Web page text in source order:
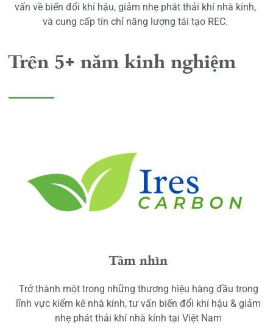
vấn về biến đổi khí hậu, giảm nhẹ phát thải khí nhà kính,
và cung cấp tín chỉ năng lượng tái tạo REC.
Trên 5+ năm kinh nghiệm
Tầm nhìn
Trở thành một trong những thương hiệu hàng đầu trong
lĩnh vực kiểm kê nhà kính, tư vấn biến đổi khí hậu & giảm
nhẹ phát thải khí nhà kính tại Việt Nam